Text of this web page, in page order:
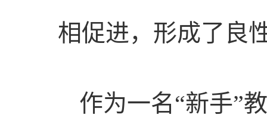
相促进，形成了良
作为一名“新手”